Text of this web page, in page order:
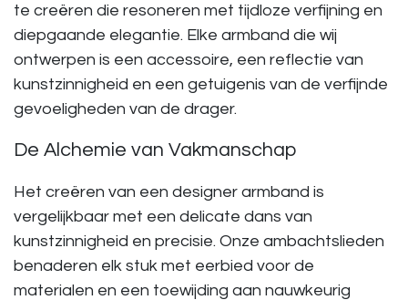
te creëren die resoneren met tijdloze verfijning en
diepgaande elegantie. Elke armband die wij
ontwerpen is een accessoire, een reflectie van
kunstzinnigheid en een getuigenis van de verfijnde
gevoeligheden van de drager.
De Alchemie van Vakmanschap
Het creëren van een designer armband is
vergelijkbaar met een delicate dans van
kunstzinnigheid en precisie. Onze ambachtslieden
benaderen elk stuk met eerbied voor de
materialen en een toewijding aan nauwkeurig